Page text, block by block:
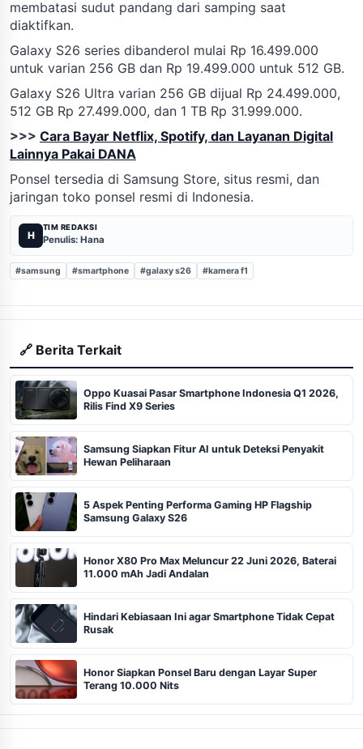
membatasi sudut pandang dari samping saat
diaktifkan.
Galaxy S26 series dibanderol mulai Rp 16.499.000
untuk varian 256 GB dan Rp 19.499.000 untuk 512 GB.
Galaxy S26 Ultra varian 256 GB dijual Rp 24.499.000,
512 GB Rp 27.499.000, dan 1 TB Rp 31.999.000.
>>> Cara Bayar Netflix, Spotify, dan Layanan Digital
Lainnya Pakai DANA
Ponsel tersedia di Samsung Store, situs resmi, dan
jaringan toko ponsel resmi di Indonesia.
H
TIM REDAKSI
Penulis: Hana
#samsung #smartphone #galaxy s26 #kamera f1
🔗 Berita Terkait
Oppo Kuasai Pasar Smartphone Indonesia Q1 2026,
Rilis Find X9 Series
Samsung Siapkan Fitur AI untuk Deteksi Penyakit
Hewan Peliharaan
5 Aspek Penting Performa Gaming HP Flagship
Samsung Galaxy S26
Honor X80 Pro Max Meluncur 22 Juni 2026, Baterai
11.000 mAh Jadi Andalan
Hindari Kebiasaan Ini agar Smartphone Tidak Cepat
Rusak
Honor Siapkan Ponsel Baru dengan Layar Super
Terang 10.000 Nits